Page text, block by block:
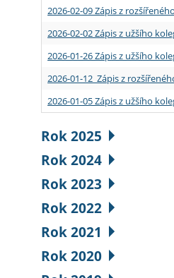
2026-02-09 Zápis z
2026-02-02 Zápis z užšího
2026-01-26 Zápis z užšího
2026-01-12 Zápis z
2026-01-05 Zápis z užšího
Rok 2025
Rok 2024
Rok 2023
Rok 2022
Rok 2021
Rok 2020